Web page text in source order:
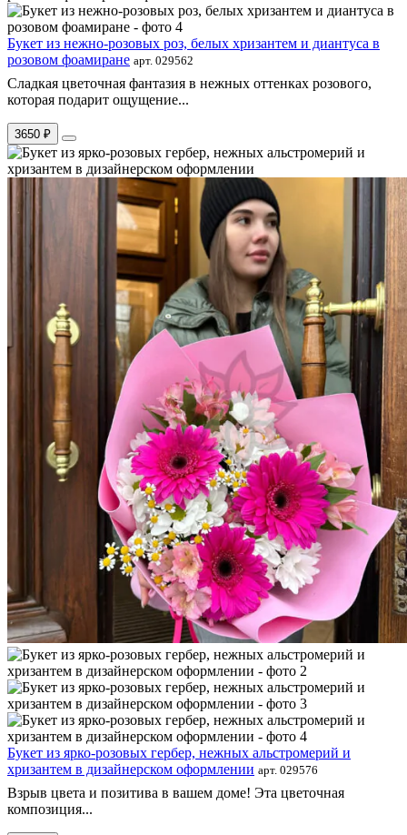
Букет из нежно-розовых роз, белых хризантем и диантуса в
розовом фоамиране арт. 029562
Сладкая цветочная фантазия в нежных оттенках розового,
которая подарит ощущение...
3650 ₽
Букет из ярко-розовых гербер, нежных альстромерий и
хризантем в дизайнерском оформлении арт. 029576
Взрыв цвета и позитива в вашем доме! Эта цветочная
композиция...